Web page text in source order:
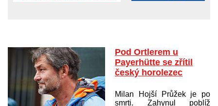
Pod Ortlerem u
Payerhütte se zřítil
český horolezec
Milan Hojší Průžek je po
smrti. Zahynul poblíž